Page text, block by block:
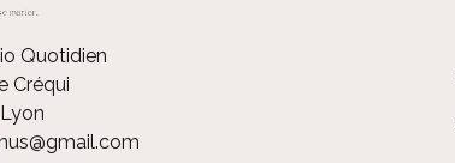
Quotidien
Créqui